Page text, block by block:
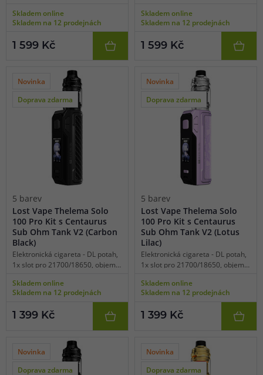
dobíjení USB-C, regulace air-flow,
displej, manuální vypínač, široká
SS316, Ti, Ni, čipset Quest X 3.0,
zpracování, platforma žhavících
hlav UB Max.
Skladem online
Skladem na 12 prodejnách
1 599 Kč
dobíjení USB-C, regulace air-flow,
displej, manuální vypínač, široká
SS316, Ti, Ni, čipset Quest X 3.0,
zpracování, platforma žhavících
hlav UB Max.
Skladem online
Skladem na 12 prodejnách
1 599 Kč
Novinka
Doprava zdarma
5 barev
Lost Vape Thelema Solo
100 Pro Kit s Centaurus
Sub Ohm Tank V2 (Carbon
Black)
Elektronická cigareta - DL potah,
1x slot pro 21700/18650, objem
100W, dobíjení USB-C, regulace
air-flow, displej, manuální
TC režimy pro SS316, Ti, Ni,
rozhraní, kvalitní zpracování,
platforma žhavících hlav UB Max.
Skladem online
Skladem na 12 prodejnách
1 399 Kč
Novinka
Doprava zdarma
5 barev
Lost Vape Thelema Solo
100 Pro Kit s Centaurus
Sub Ohm Tank V2 (Lotus
Lilac)
Elektronická cigareta - DL potah,
1x slot pro 21700/18650, objem
100W, dobíjení USB-C, regulace
air-flow, displej, manuální
TC režimy pro SS316, Ti, Ni,
rozhraní, kvalitní zpracování,
platforma žhavících hlav UB Max.
Skladem online
Skladem na 12 prodejnách
1 399 Kč
Novinka
Doprava zdarma
Novinka
Doprava zdarma